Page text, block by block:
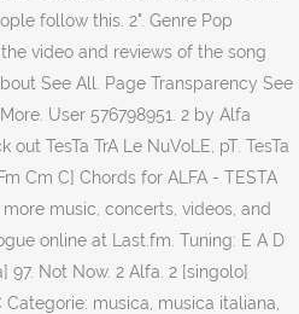
follow this. 2". Genre Pop
video and reviews of the song
See All. Page Transparency See
User 576798951. 2 by Alfa
TesTa TrA Le NuVoLE, pT. TesTa
Cm C] Chords for ALFA - TESTA
music, concerts, videos, and
online at Last.fm. Tuning: E A D
97. Not Now. 2 Alfa. 2 [singolo]
musica, musica italiana,